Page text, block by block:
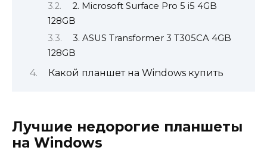
2. Microsoft Surface Pro 5 i5 4GB
128GB
3. ASUS Transformer 3 T305CA 4GB
128GB
Какой планшет на Windows купить
Лучшие недорогие планшеты
на Windows